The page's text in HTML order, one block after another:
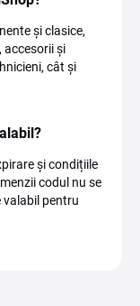
și clasice,
accesorii și
cât și
și condițiile
codul nu se
valabil pentru